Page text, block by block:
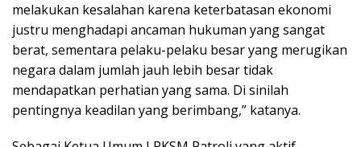
melakukan kesalahan karena keterbatasan ekonomi
justru menghadapi ancaman hukuman yang sangat
berat, sementara pelaku-pelaku besar yang merugikan
negara dalam jumlah jauh lebih besar tidak
mendapatkan perhatian yang sama. Di sinilah
pentingnya keadilan yang berimbang,” katanya.